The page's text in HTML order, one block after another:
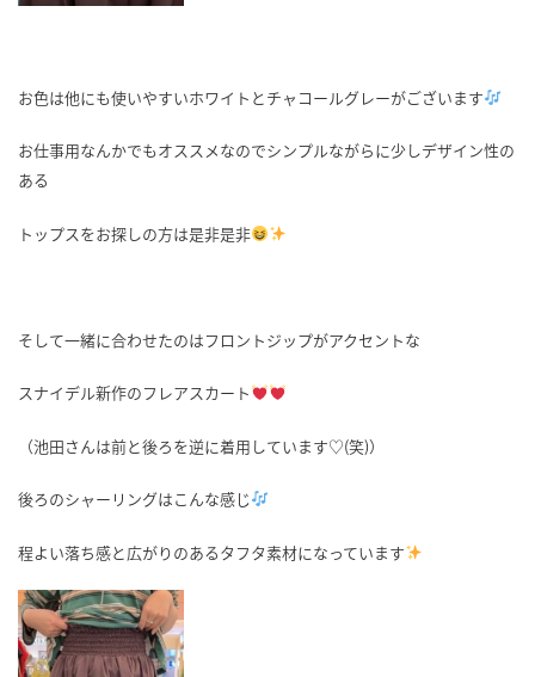
お色は他にも使いやすいホワイトとチャコールグレーがございます
お仕事用なんかでもオススメなのでシンプルながらに少しデザイン性の
ある
トップスをお探しの方は是非是非
そして一緒に合わせたのはフロントジップがアクセントな
スナイデル新作のフレアスカート
（池田さんは前と後ろを逆に着用しています♡(笑)）
後ろのシャーリングはこんな感じ
程よい落ち感と広がりのあるタフタ素材になっています